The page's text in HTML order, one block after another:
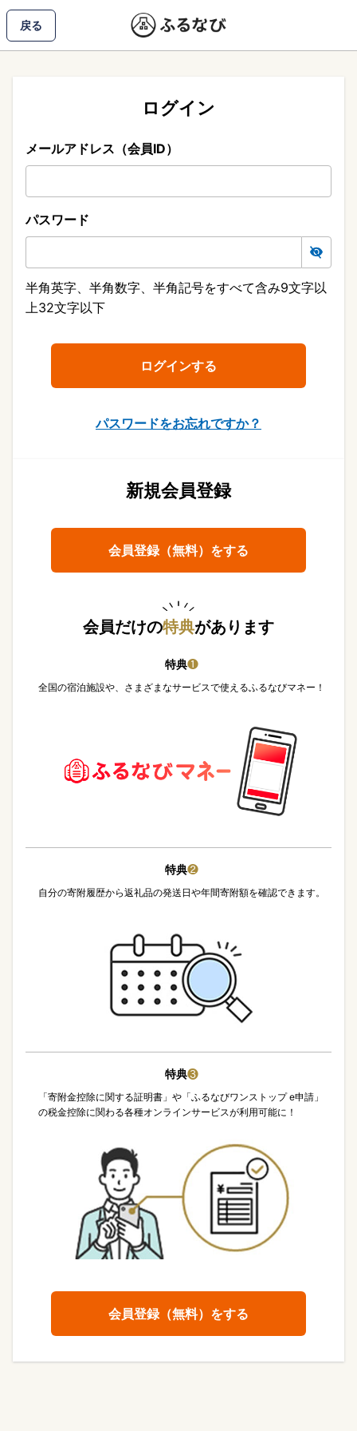
戻る
ログイン
メールアドレス（会員ID）
パスワード
半角英字、半角数字、半角記号をすべて含み9文字以
上32文字以下
パスワードをお忘れですか？
新規会員登録
会員登録（無料）をする
会員だけの特典があります
特典❶
全国の宿泊施設や、さまざまなサービスで使えるふるなびマネー！
特典❷
自分の寄附履歴から返礼品の発送日や年間寄附額を確認できます。
特典❸
「寄附金控除に関する証明書」や「ふるなびワンストップ e申請」
の税金控除に関わる各種オンラインサービスが利用可能に！
会員登録（無料）をする